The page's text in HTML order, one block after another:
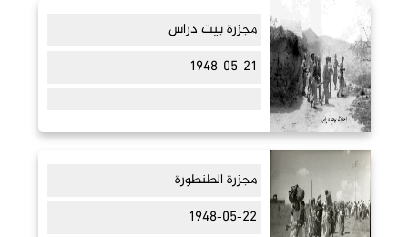
مجزرة بيت دراس
1948-05-21
مجزرة الطنطورة
1948-05-22